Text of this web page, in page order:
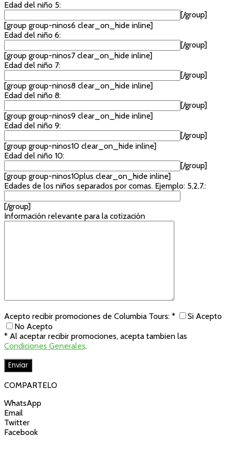
Edad del niño 5:
[/group]
[group group-ninos6 clear_on_hide inline]
Edad del niño 6:
[/group]
[group group-ninos7 clear_on_hide inline]
Edad del niño 7:
[/group]
[group group-ninos8 clear_on_hide inline]
Edad del niño 8:
[/group]
[group group-ninos9 clear_on_hide inline]
Edad del niño 9:
[/group]
[group group-ninos10 clear_on_hide inline]
Edad del niño 10:
[/group]
[group group-ninos10plus clear_on_hide inline]
Edades de los niños separados por comas. Ejemplo: 5,2,7.:
[/group]
Información relevante para la cotización
Acepto recibir promociones de Columbia Tours: *
Si Acepto
No Acepto
* Al aceptar recibir promociones, acepta tambien las
Condiciones Generales.
COMPARTELO
WhatsApp
Email
Twitter
Facebook